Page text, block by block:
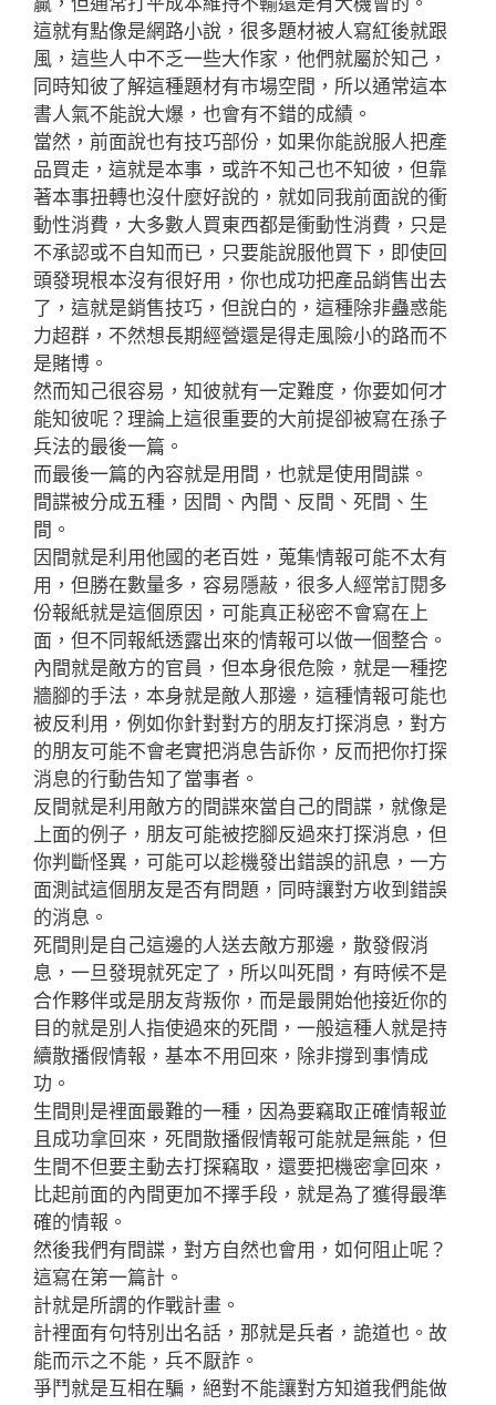
這就有點像是網路小說，很多題材被人寫紅後就跟
風，這些人中不乏一些大作家，他們就屬於知己，
同時知彼了解這種題材有市場空間，所以通常這本
書人氣不能說大爆，也會有不錯的成績。
當然，前面說也有技巧部份，如果你能說服人把產
品買走，這就是本事，或許不知己也不知彼，但靠
著本事扭轉也沒什麼好說的，就如同我前面說的衝
動性消費，大多數人買東西都是衝動性消費，只是
不承認或不自知而已，只要能說服他買下，即使回
頭發現根本沒有很好用，你也成功把產品銷售出去
了，這就是銷售技巧，但說白的，這種除非蠱惑能
力超群，不然想長期經營還是得走風險小的路而不
是賭博。
然而知己很容易，知彼就有一定難度，你要如何才
能知彼呢？理論上這很重要的大前提卻被寫在孫子
兵法的最後一篇。
而最後一篇的內容就是用間，也就是使用間諜。
間諜被分成五種，因間、內間、反間、死間、生
間。
因間就是利用他國的老百姓，蒐集情報可能不太有
用，但勝在數量多，容易隱蔽，很多人經常訂閱多
份報紙就是這個原因，可能真正秘密不會寫在上
面，但不同報紙透露出來的情報可以做一個整合。
內間就是敵方的官員，但本身很危險，就是一種挖
牆腳的手法，本身就是敵人那邊，這種情報可能也
被反利用，例如你針對對方的朋友打探消息，對方
的朋友可能不會老實把消息告訴你，反而把你打探
消息的行動告知了當事者。
反間就是利用敵方的間諜來當自己的間諜，就像是
上面的例子，朋友可能被挖腳反過來打探消息，但
你判斷怪異，可能可以趁機發出錯誤的訊息，一方
面測試這個朋友是否有問題，同時讓對方收到錯誤
的消息。
死間則是自己這邊的人送去敵方那邊，散發假消
息，一旦發現就死定了，所以叫死間，有時候不是
合作夥伴或是朋友背叛你，而是最開始他接近你的
目的就是別人指使過來的死間，一般這種人就是持
續散播假情報，基本不用回來，除非撐到事情成
功。
生間則是裡面最難的一種，因為要竊取正確情報並
且成功拿回來，死間散播假情報可能就是無能，但
生間不但要主動去打探竊取，還要把機密拿回來，
比起前面的內間更加不擇手段，就是為了獲得最準
確的情報。
然後我們有間諜，對方自然也會用，如何阻止呢？
這寫在第一篇計。
計就是所謂的作戰計畫。
計裡面有句特別出名話，那就是兵者，詭道也。故
能而示之不能，兵不厭詐。
爭鬥就是互相在騙，絕對不能讓對方知道我們能做